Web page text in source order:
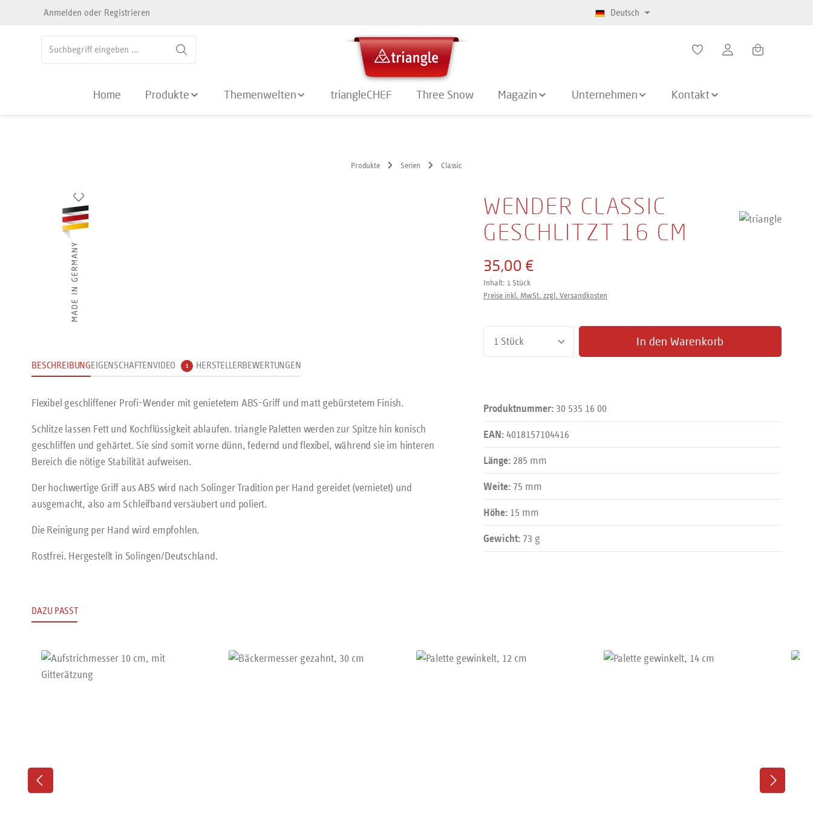
Zur Hauptnavigation springen
Anmelden oder Registrieren Deutsch
Warenkorb
Home Produkte Themenwelten triangleCHEF Three Snow Magazin Unternehmen Kontakt
Produkte Serien Classic
Bildergalerie überspringen
WENDER CLASSIC
GESCHLITZT 16 CM
35,00 €
Inhalt: 1 Stück
Preise inkl. MwSt. zzgl. Versandkosten
Produkt Anzahl: Gib den gewünschten Wert ein oder
In den Warenkorb
Produktnummer: 30 535 16 00
EAN: 4018157104416
Länge: 285 mm
Weite: 75 mm
Höhe: 15 mm
Gewicht: 73 g
BESCHREIBUNGEIGENSCHAFTENVIDEO 1 HERSTELLERBEWERTUNGEN
Flexibel geschliffener Profi-Wender mit genietetem ABS-Griff und matt gebürstetem Finish.
Schlitze lassen Fett und Kochflüssigkeit ablaufen. triangle Paletten werden zur Spitze hin konisch
geschliffen und gehärtet. Sie sind somit vorne dünn, federnd und flexibel, während sie im hinteren
Bereich die nötige Stabilität aufweisen.
Der hochwertige Griff aus ABS wird nach Solinger Tradition per Hand gereidet (vernietet) und
ausgemacht, also am Schleifband versäubert und poliert.
Die Reinigung per Hand wird empfohlen.
Rostfrei. Hergestellt in Solingen/Deutschland.
DAZU PASST
Produktgalerie überspringen